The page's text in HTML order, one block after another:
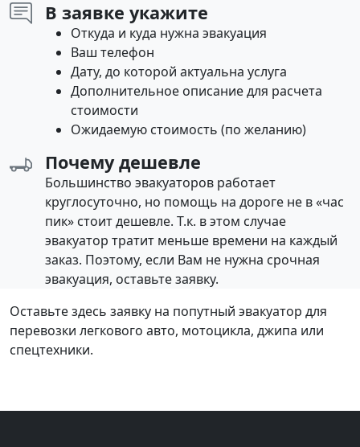
В заявке укажите
Откуда и куда нужна эвакуация
Ваш телефон
Дату, до которой актуальна услуга
Дополнительное описание для расчета
стоимости
Ожидаемую стоимость (по желанию)
Почему дешевле
Большинство эвакуаторов работает
круглосуточно, но помощь на дороге не в «час
пик» стоит дешевле. Т.к. в этом случае
эвакуатор тратит меньше времени на каждый
заказ. Поэтому, если Вам не нужна срочная
эвакуация, оставьте заявку.
Оставьте здесь заявку на попутный эвакуатор для
перевозки легкового авто, мотоцикла, джипа или
спецтехники.